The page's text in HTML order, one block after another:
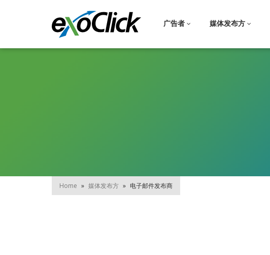
广告者 媒体发布方
Home » 媒体发布方 » 电子邮件发布商